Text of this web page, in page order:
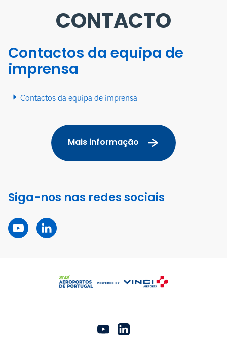
CONTACTO
Contactos da equipa de
imprensa
Contactos da equipa de imprensa
Mais informação
Siga-nos nas redes sociais